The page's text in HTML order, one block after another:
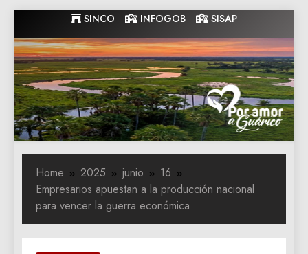
to
content
SINCO INFOGOB SISAP
Gobernacion
de Guarico
Gobernacion de Guarico
Home 2025 junio
16
Empresarios apuestan a la producción nacional
para vencer la guerra económica